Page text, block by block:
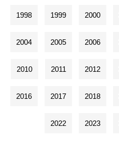
1998 1999 2000
2004 2005 2006
2010 2011 2012
2016 2017 2018
2022 2023